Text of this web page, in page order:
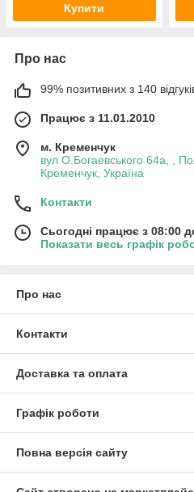
Купити
Про нас
99% позитивних з 140
Працює з 11.01.2010
м. Кременчук
вул О.Богаевського 64а, ,
Кременчук, Україна
Контакти
Сьогодні працює з 08:00
Показати весь графік
Про нас
Контакти
Доставка та оплата
Графік роботи
Повна версія сайту